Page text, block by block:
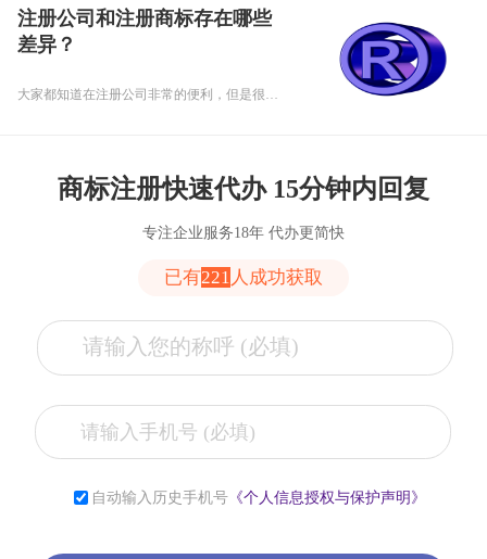
注册公司和注册商标存在哪些
差异？
大家都知道在注册公司非常的便利，但是很多人还是不知道注册公司和注册商标存在哪些差异。
商标注册快速代办 15分钟内回复
专注企业服务18年 代办更简快
已有221 人成功获取
自动输入历史手机号 《个人信息授权与保护声明》
张** 153****2321